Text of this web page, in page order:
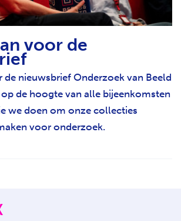
voor de
de nieuwsbrief Onderzoek van Beeld
de hoogte van alle bijeenkomsten
we doen om onze collecties
voor onderzoek.